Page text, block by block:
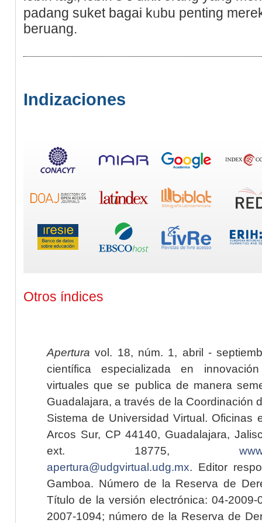
padang suket bagai kᥙbu penting
beruang.
Indizaciones
Otros índices
Apertura vol. 18, núm. 1, abril -
científica especializada en
virtuales que se publica de manera
Guadalajara, a través de la Coordinación
Sistema de Universidad Virtual. Oficinas
Arcos Sur, CP 44140, Guadalajara,
ext. 18775,
apertura@udgvirtual.udg.mx. Editor
Gamboa. Número de la Reserva de
Título de la versión electrónica: 04-2009-
2007-1094; número de la Reserva de